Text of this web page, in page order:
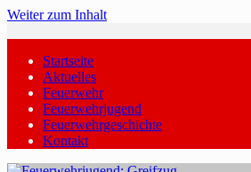
Weiter zum Inhalt
Startseite
Aktuelles
Feuerwehr
Feuerwehrjugend
Feuerwehrgeschichte
Kontakt